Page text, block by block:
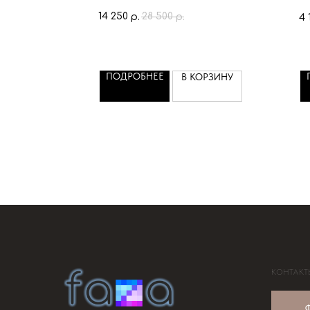
14 250 р. 28 500 р.
ПОДРОБНЕЕ В КОРЗИНУ
-
4